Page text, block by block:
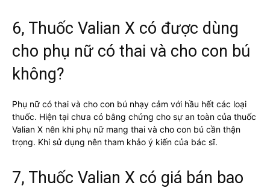
6, Thuốc Valian X có được dùng
cho phụ nữ có thai và cho con bú
không?
Phụ nữ có thai và cho con bú nhạy cảm với hầu hết các loại
thuốc. Hiện tại chưa có bằng chứng cho sự an toàn của thuốc
Valian X nên khi phụ nữ mang thai và cho con bú cần thận
trọng. Khi sử dụng nên tham khảo ý kiến của bác sĩ.
7, Thuốc Valian X có giá bán bao